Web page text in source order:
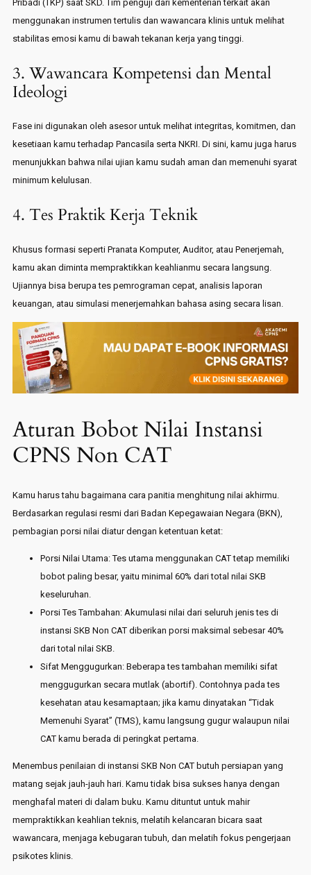
Pribadi (TKP) saat SKD. Tim penguji dari kementerian terkait akan
menggunakan instrumen tertulis dan wawancara klinis untuk melihat
stabilitas emosi kamu di bawah tekanan kerja yang tinggi.
3. Wawancara Kompetensi dan Mental
Ideologi
Fase ini digunakan oleh asesor untuk melihat integritas, komitmen, dan
kesetiaan kamu terhadap Pancasila serta NKRI. Di sini, kamu juga harus
menunjukkan bahwa nilai ujian kamu sudah aman dan memenuhi syarat
minimum kelulusan.
4. Tes Praktik Kerja Teknik
Khusus formasi seperti Pranata Komputer, Auditor, atau Penerjemah,
kamu akan diminta mempraktikkan keahlianmu secara langsung.
Ujiannya bisa berupa tes pemrograman cepat, analisis laporan
keuangan, atau simulasi menerjemahkan bahasa asing secara lisan.
Aturan Bobot Nilai Instansi
CPNS Non CAT
Kamu harus tahu bagaimana cara panitia menghitung nilai akhirmu.
Berdasarkan regulasi resmi dari Badan Kepegawaian Negara (BKN),
pembagian porsi nilai diatur dengan ketentuan ketat:
Porsi Nilai Utama: Tes utama menggunakan CAT tetap memiliki
bobot paling besar, yaitu minimal 60% dari total nilai SKB
keseluruhan.
Porsi Tes Tambahan: Akumulasi nilai dari seluruh jenis tes di
instansi SKB Non CAT diberikan porsi maksimal sebesar 40%
dari total nilai SKB.
Sifat Menggugurkan: Beberapa tes tambahan memiliki sifat
menggugurkan secara mutlak (abortif). Contohnya pada tes
kesehatan atau kesamaptaan; jika kamu dinyatakan “Tidak
Memenuhi Syarat” (TMS), kamu langsung gugur walaupun nilai
CAT kamu berada di peringkat pertama.
Menembus penilaian di instansi SKB Non CAT butuh persiapan yang
matang sejak jauh-jauh hari. Kamu tidak bisa sukses hanya dengan
menghafal materi di dalam buku. Kamu dituntut untuk mahir
mempraktikkan keahlian teknis, melatih kelancaran bicara saat
wawancara, menjaga kebugaran tubuh, dan melatih fokus pengerjaan
psikotes klinis.